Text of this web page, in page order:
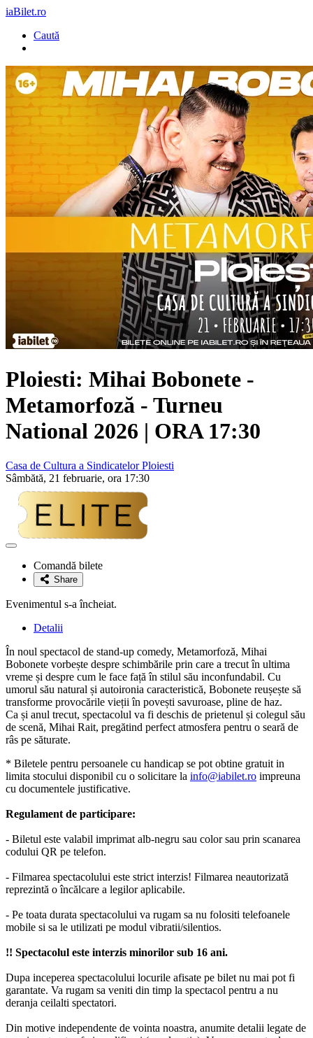
iaBilet.ro
Caută
Ploiesti: Mihai Bobonete -
Metamorfoză - Turneu
National 2026 | ORA 17:30
Casa de Cultura a Sindicatelor Ploiesti
Sâmbătă, 21 februarie, ora 17:30
Adaugă
favoriteComandă bilete
Share
Evenimentul s-a încheiat.
Detalii
În noul spectacol de stand-up comedy, Metamorfoză, Mihai
Bobonete vorbește despre schimbările prin care a trecut în ultima
vreme și despre cum le face față în stilul său inconfundabil. Cu
umorul său natural și autoironia caracteristică, Bobonete reușește să
transforme provocările vieții în povești savuroase, pline de haz.
Ca și anul trecut, spectacolul va fi deschis de prietenul și colegul său
de scenă, Mihai Rait, pregătind perfect atmosfera pentru o seară de
râs pe săturate.
* Biletele pentru persoanele cu handicap se pot obtine gratuit in
limita stocului disponibil cu o solicitare la info@iabilet.ro impreuna
cu documentele justificative.
Regulament de participare:
- Biletul este valabil imprimat alb-negru sau color sau prin scanarea
codului QR pe telefon.
- Filmarea spectacolului este strict interzis! Filmarea neautorizată
reprezintă o încălcare a legilor aplicabile.
- Pe toata durata spectacolului va rugam sa nu folositi telefoanele
mobile si sa le utilizati pe modul vibratii/silentios.
!! Spectacolul este interzis minorilor sub 16 ani.
Dupa inceperea spectacolului locurile afisate pe bilet nu mai pot fi
garantate. Va rugam sa veniti din timp la spectacol pentru a nu
deranja ceilalti spectatori.
Din motive independente de vointa noastra, anumite detalii legate de